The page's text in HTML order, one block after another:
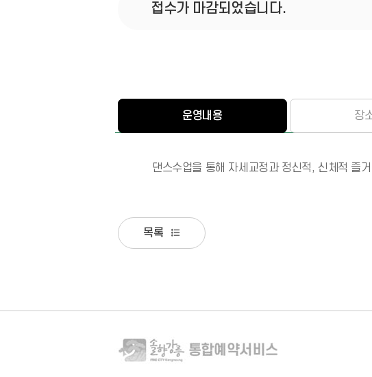
접수가 마감되었습니다.
운영내용 장
댄스수업을 통해 자세교정과 정신적, 신체적 즐
목록